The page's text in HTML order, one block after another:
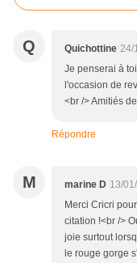
Q Quichottine 24/
Je penserai à
l'occasion de
<br /> Amitiés
Répondre
M marine D 13/
Merci Cricri
citation !<br />
joie surtout
le rouge gorge